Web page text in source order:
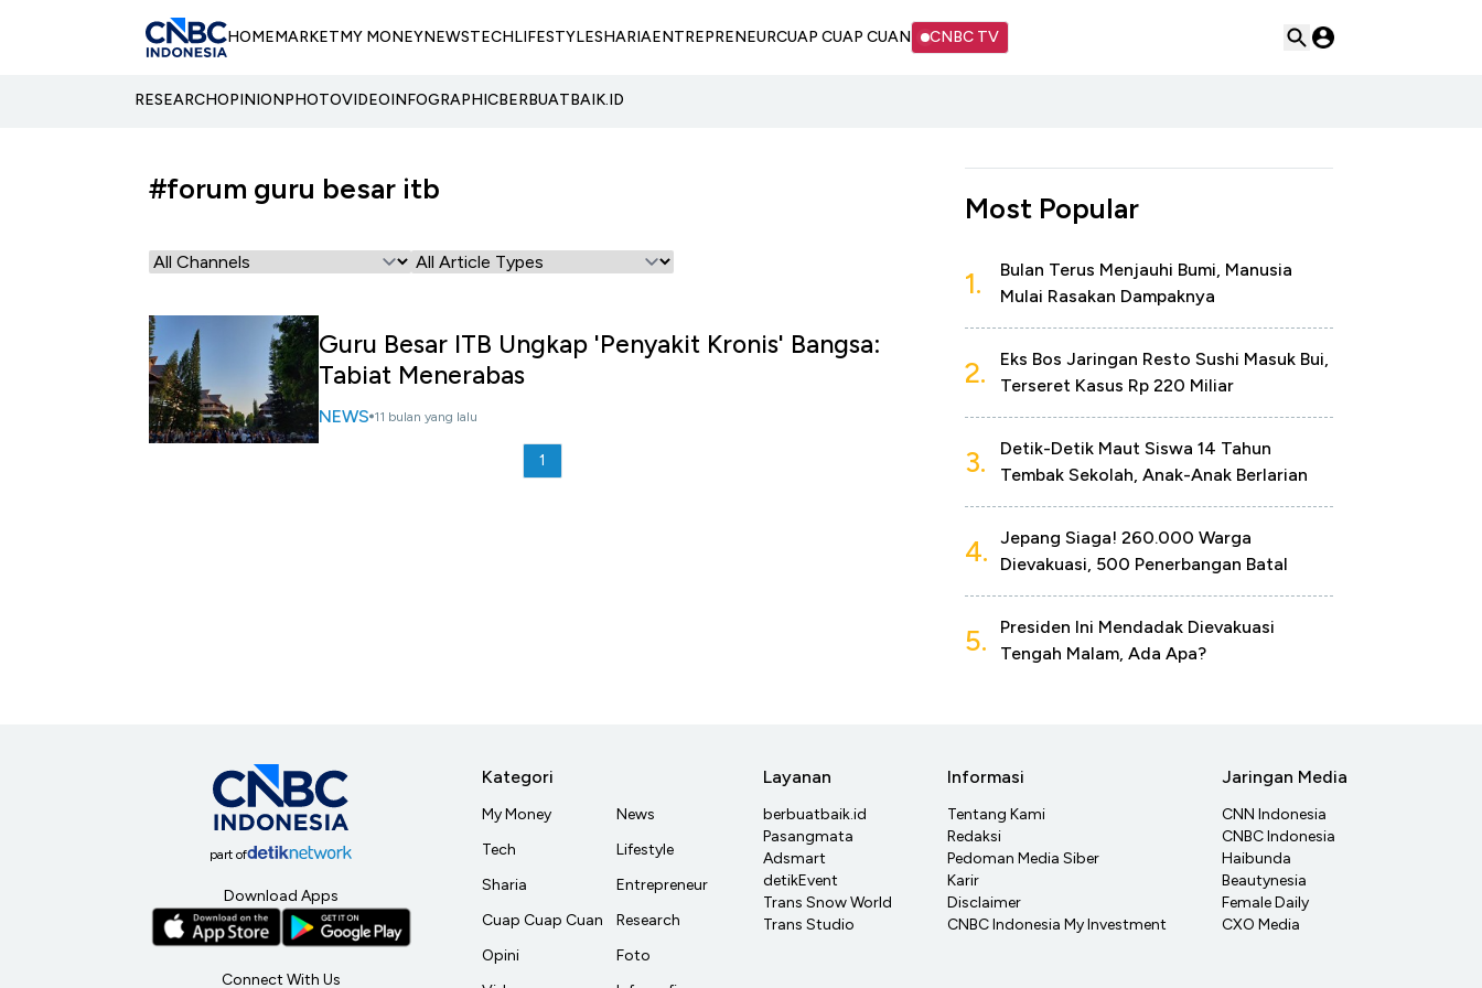
HOMEMARKETMY MONEYNEWSTECHLIFESTYLESHARIAENTREPRENEURCUAP CUAP CUAN CNBC TV
RESEARCHOPINIONPHOTOVIDEOINFOGRAPHICBERBUATBAIK.ID
#forum guru besar itb
Guru Besar ITB Ungkap 'Penyakit Kronis' Bangsa:
Tabiat Menerabas
NEWS 11 bulan yang lalu
1
Most Popular
1.
Bulan Terus Menjauhi Bumi, Manusia
Mulai Rasakan Dampaknya
2.
Eks Bos Jaringan Resto Sushi Masuk Bui,
Terseret Kasus Rp 220 Miliar
3.
Detik-Detik Maut Siswa 14 Tahun
Tembak Sekolah, Anak-Anak Berlarian
4.
Jepang Siaga! 260.000 Warga
Dievakuasi, 500 Penerbangan Batal
5.
Presiden Ini Mendadak Dievakuasi
Tengah Malam, Ada Apa?
part of
Download Apps
Connect With Us
Kategori
My Money
Tech
Sharia
Cuap Cuap Cuan
Opini
News
Lifestyle
Entrepreneur
Research
Foto
Layanan
berbuatbaik.id
Pasangmata
Adsmart
detikEvent
Trans Snow World
Trans Studio
Informasi
Tentang Kami
Redaksi
Pedoman Media Siber
Karir
Disclaimer
CNBC Indonesia My Investment
Jaringan Media
CNN Indonesia
CNBC Indonesia
Haibunda
Beautynesia
Female Daily
CXO Media